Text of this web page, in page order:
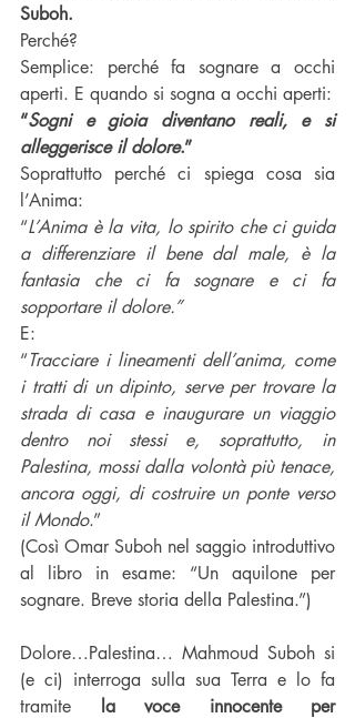
Suboh.
Perché?
Semplice: perché fa sognare a occhi
aperti. E quando si sogna a occhi aperti:
“Sogni e gioia diventano reali, e si
alleggerisce il dolore.”
Soprattutto perché ci spiega cosa sia
l’Anima:
“L’Anima è la vita, lo spirito che ci guida
a differenziare il bene dal male, è la
fantasia che ci fa sognare e ci fa
sopportare il dolore.”
E:
“Tracciare i lineamenti dell’anima, come
i tratti di un dipinto, serve per trovare la
strada di casa e inaugurare un viaggio
dentro noi stessi e, soprattutto, in
Palestina, mossi dalla volontà più tenace,
ancora oggi, di costruire un ponte verso
il Mondo.”
(Così Omar Suboh nel saggio introduttivo
al libro in esame: “Un aquilone per
sognare. Breve storia della Palestina.”)
Dolore…Palestina… Mahmoud Suboh si
(e ci) interroga sulla sua Terra e lo fa
tramite la voce innocente per